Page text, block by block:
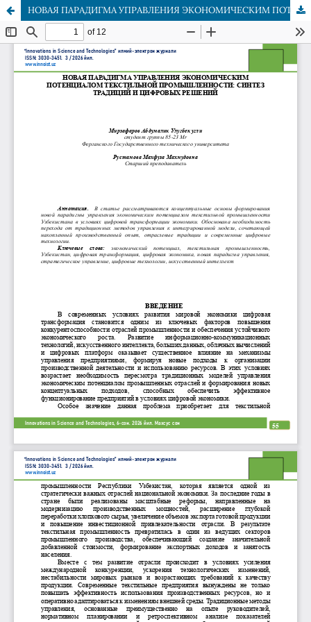
НОВАЯ ПАРАДИГМА УПРАВЛЕНИЯ ЭКОНОМИЧЕСКИМ ПОТЕНЦИАЛОМ ТЕКСТИЛЬНОЙ ПРОМЫШЛЕННОСТИ: СИНТЕЗ ТРАДИЦИЙ И ЦИФРОВЫХ РЕШЕНИЙ